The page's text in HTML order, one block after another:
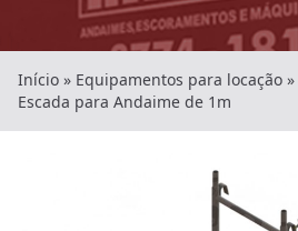
Início » Equipamentos para locação »
Escada para Andaime de 1m